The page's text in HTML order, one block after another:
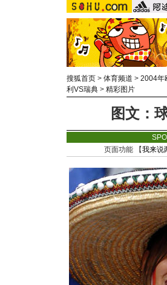
搜狐首页 > 体育频道 > 2004年
利VS瑞典 > 精彩图片
图文：
页面功能 【我来说